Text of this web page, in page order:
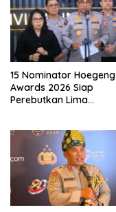
15 Nominator Hoegeng
Awards 2026 Siap
Perebutkan Lima